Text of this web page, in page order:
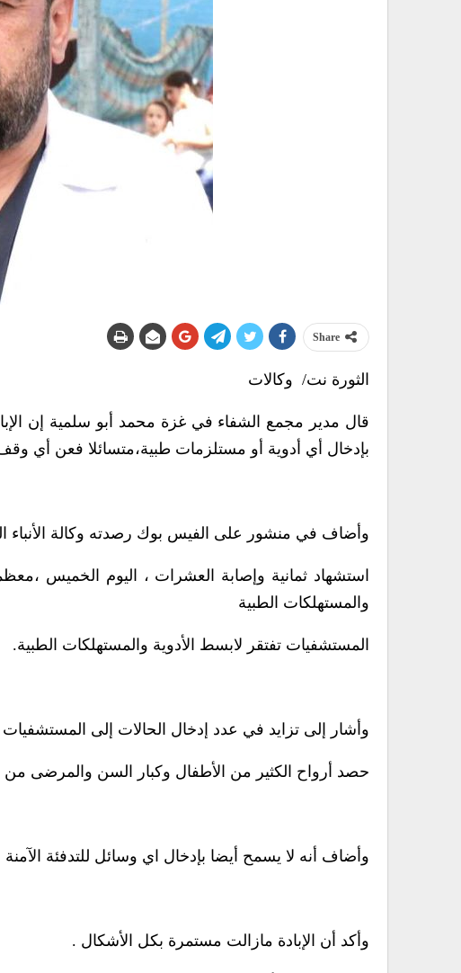
Share
الثورة نت/ وكالات
قال مدير مجمع الشفاء في غزة محمد أبو سلمية إن
بإدخال أي أدوية أو مستلزمات طبية،متسائلا فعن أي
وأضاف في منشور على الفيس بوك رصدته وكالة الأنباء
استشهاد ثمانية وإصابة العشرات ، اليوم الخميس
والمستهلكات الطبية
المستشفيات تفتقر لابسط الأدوية والمستهلكات الطبية.
وأشار إلى تزايد في عدد إدخال الحالات إلى
حصد أرواح الكثير من الأطفال وكبار السن والمرضى من
وأضاف أنه لا يسمح أيضا بإدخال اي وسائل للتدفئة الآمنة
وأكد أن الإبادة مازالت مستمرة بكل الأشكال .